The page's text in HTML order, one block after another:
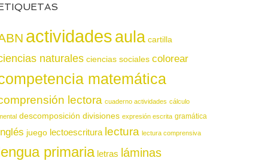
actividadesaula cartilla
naturales ciencias sociales colorear
matemática
lectora cuaderno actividades cálculo
descomposición divisiones expresión escrita gramática
juego lectoescritura lectura lectura comprensiva
primaria letras láminas